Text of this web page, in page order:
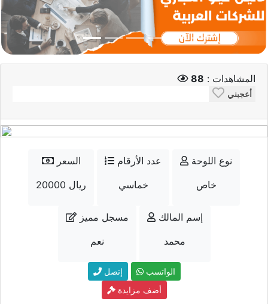
المشاهدات : 88
أعجبني
السعر
20000 ريال
عدد الأرقام
خماسي
نوع اللوحة
خاص
مسجل مميز
نعم
إسم المالك
محمد
إتصل
الواتسب
أضف مزايدة